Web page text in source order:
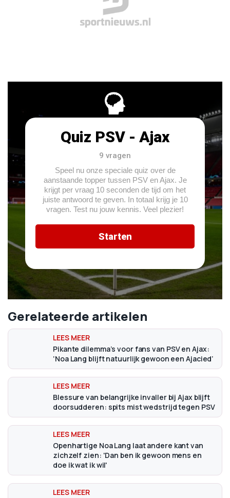
Gerelateerde artikelen
Pikante dilemma’s voor fans van PSV en Ajax:
‘Noa Lang blijft natuurlijk gewoon een Ajacied’
Blessure van belangrijke invaller bij Ajax blijft
doorsudderen: spits mist wedstrijd tegen PSV
Openhartige Noa Lang laat andere kant van
zichzelf zien: 'Dan ben ik gewoon mens en
doe ik wat ik wil'